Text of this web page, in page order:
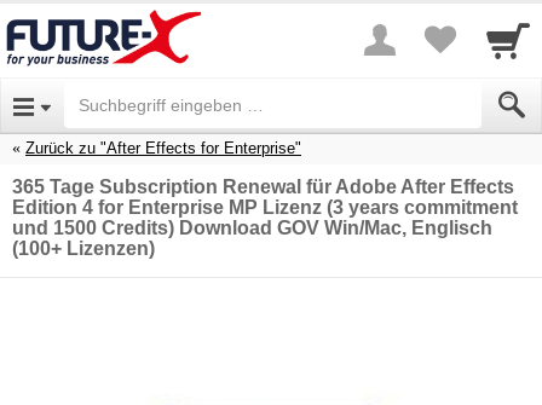
Zurück zu "After Effects for Enterprise"
365 Tage Subscription Renewal für Adobe After Effects
Edition 4 for Enterprise MP Lizenz (3 years commitment
und 1500 Credits) Download GOV Win/Mac, Englisch
(100+ Lizenzen)